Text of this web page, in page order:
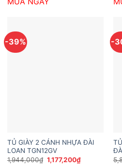
-39%
TỦ GIÀY 2 CÁNH NHỰA ĐÀI
LOAN TGN12GV
1,944,000₫ Giá
1,177,200₫Giá
-